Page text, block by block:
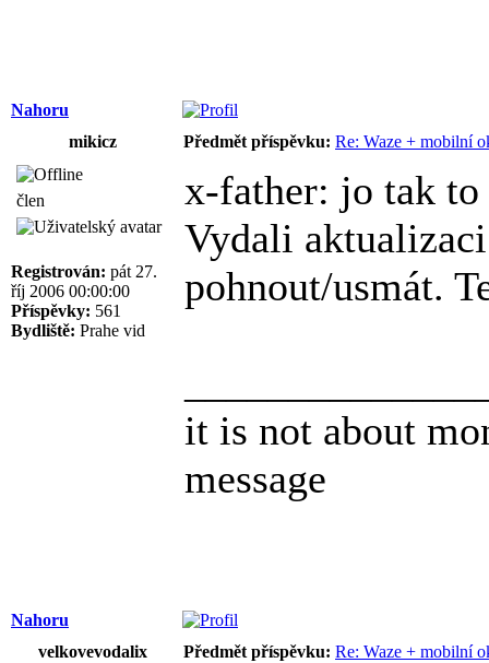
Nahoru
mikicz
Předmět příspěvku: Re: Waze + mobilní
člen
Registrován: pát 27.
říj 2006 00:00:00
Příspěvky: 561
Bydliště: Prahe vid
x-father: jo tak to
Vydali
pohnout/usmát.
it is not about
message
Nahoru
velkovevodalix
Předmět příspěvku: Re: Waze + mobilní